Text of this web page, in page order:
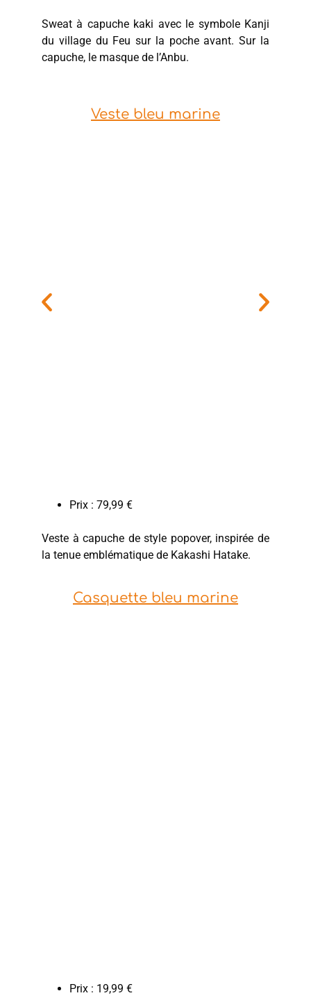
Sweat à capuche kaki avec le symbole Kanji
du village du Feu sur la poche avant. Sur la
capuche, le masque de l’Anbu.
Veste bleu marine
Prix : 79,99 €
Veste à capuche de style popover, inspirée de
la tenue emblématique de Kakashi Hatake.
Casquette bleu marine
Prix : 19,99 €